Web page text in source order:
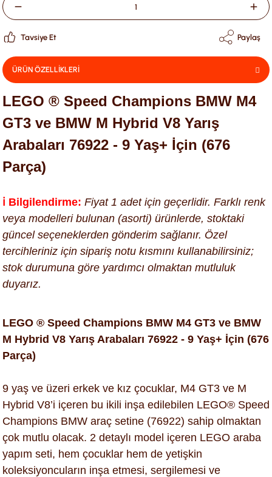
Tavsiye Et Paylaş
ÜRÜN ÖZELLİKLERİ
LEGO ® Speed Champions BMW M4
GT3 ve BMW M Hybrid V8 Yarış
Arabaları 76922 - 9 Yaş+ İçin (676
Parça)
ℹ️ Bilgilendirme: Fiyat 1 adet için geçerlidir. Farklı renk
veya modelleri bulunan (asorti) ürünlerde, stoktaki
güncel seçeneklerden gönderim sağlanır. Özel
tercihleriniz için sipariş notu kısmını kullanabilirsiniz;
stok durumuna göre yardımcı olmaktan mutluluk
duyarız.
LEGO ® Speed Champions BMW M4 GT3 ve BMW
M Hybrid V8 Yarış Arabaları 76922 - 9 Yaş+ İçin (676
Parça)
9 yaş ve üzeri erkek ve kız çocuklar, M4 GT3 ve M
Hybrid V8’i içeren bu ikili inşa edilebilen LEGO® Speed
Champions BMW araç setine (76922) sahip olmaktan
çok mutlu olacak. 2 detaylı model içeren LEGO araba
yapım seti, hem çocuklar hem de yetişkin
koleksiyoncuların inşa etmesi, sergilemesi ve